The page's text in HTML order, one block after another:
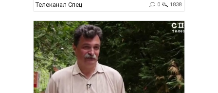
Телеканал Спец 0 1838